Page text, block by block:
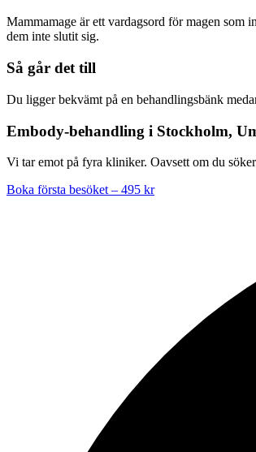
Mammamage är ett vardagsord för magen som
dem inte slutit sig.
Så går det till
Du ligger bekvämt på en behandlingsbänk
Embody-behandling i Stockholm,
Vi tar emot på fyra kliniker. Oavsett om du
Boka första besöket – 495 kr